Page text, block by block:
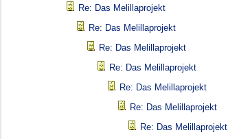
Re: Das Melillaprojekt
Re: Das Melillaprojekt
Re: Das Melillaprojekt
Re: Das Melillaprojekt
Re: Das Melillaprojekt
Re: Das Melillaprojekt
Re: Das Melillaprojekt